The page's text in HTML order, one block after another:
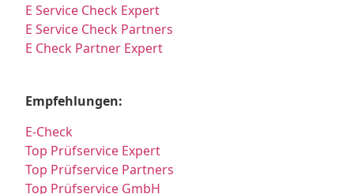
E Service Check Expert
E Service Check Partners
E Check Partner Expert
Empfehlungen:
E-Check
Top Prüfservice Expert
Top Prüfservice Partners
Top Prüfservice GmbH